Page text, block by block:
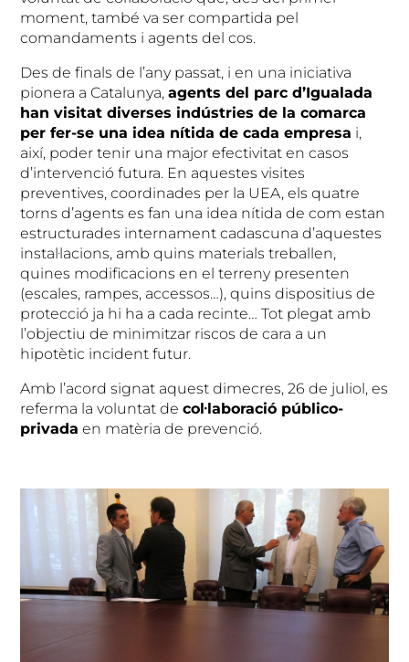
moment, també va ser compartida pel
comandaments i agents del cos.
Des de finals de l’any passat, i en una iniciativa
pionera a Catalunya,agents del parc d’Igualada
han visitat diverses indústries de la comarca
per fer-se una idea nítida de cada empresa i,
així, poder tenir una major efectivitat en casos
d’intervenció futura. En aquestes visites
preventives, coordinades per la UEA, els quatre
torns d’agents es fan una idea nítida de com estan
estructurades internament cadascuna d’aquestes
instal·lacions, amb quins materials treballen,
quines modificacions en el terreny presenten
(escales, rampes, accessos…), quins dispositius de
protecció ja hi ha a cada recinte… Tot plegat amb
l’objectiu de minimitzar riscos de cara a un
hipotètic incident futur.
Amb l’acord signat aquest dimecres, 26 de juliol, es
referma la voluntat decol·laboració público-
privada en matèria de prevenció.